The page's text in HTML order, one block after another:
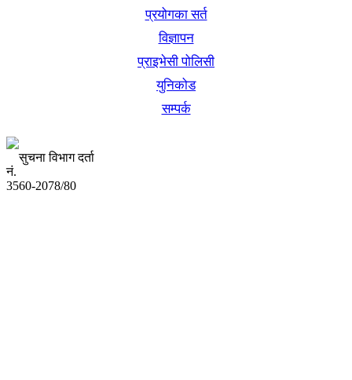
प्रयोगका सर्त
विज्ञापन
प्राइभेसी पोलिसी
युनिकोड
सम्पर्क
सुचना विभाग दर्ता
नं.
3560-2078/80